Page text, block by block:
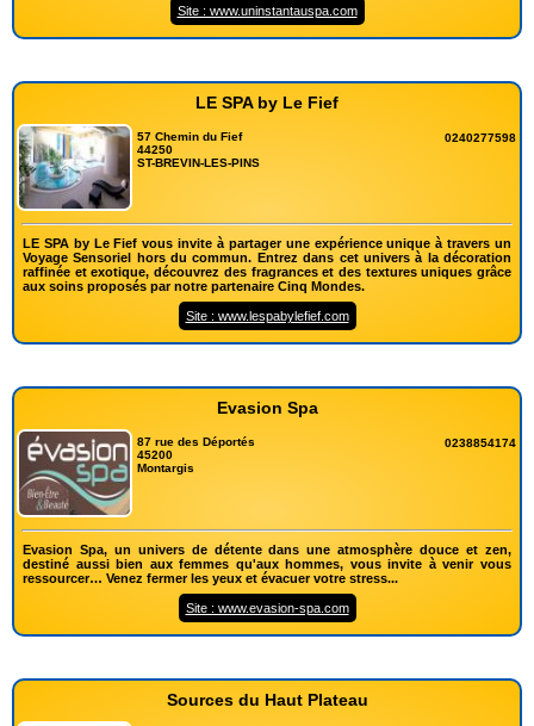
Site : www.uninstantauspa.com
LE SPA by Le Fief
57 Chemin du Fief
44250
ST-BREVIN-LES-PINS
0240277598
LE SPA by Le Fief vous invite à partager une expérience unique à travers un
Voyage Sensoriel hors du commun. Entrez dans cet univers à la décoration
raffinée et exotique, découvrez des fragrances et des textures uniques grâce
aux soins proposés par notre partenaire Cinq Mondes.
Site : www.lespabylefief.com
Evasion Spa
87 rue des Déportés
45200
Montargis
0238854174
Evasion Spa, un univers de détente dans une atmosphère douce et zen,
destiné aussi bien aux femmes qu'aux hommes, vous invite à venir vous
ressourcer… Venez fermer les yeux et évacuer votre stress...
Site : www.evasion-spa.com
Sources du Haut Plateau